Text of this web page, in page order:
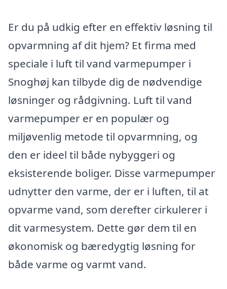
Er du på udkig efter en effektiv løsning til
opvarmning af dit hjem? Et firma med
speciale i luft til vand varmepumper i
Snoghøj kan tilbyde dig de nødvendige
løsninger og rådgivning. Luft til vand
varmepumper er en populær og
miljøvenlig metode til opvarmning, og
den er ideel til både nybyggeri og
eksisterende boliger. Disse varmepumper
udnytter den varme, der er i luften, til at
opvarme vand, som derefter cirkulerer i
dit varmesystem. Dette gør dem til en
økonomisk og bæredygtig løsning for
både varme og varmt vand.